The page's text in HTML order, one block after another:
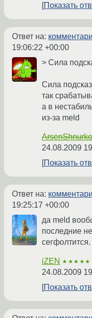
Показать
Ответ на:
19:06:22 +00:00
> Сила
Сила
так
а в
из-за meld
24.08.2009
Показать
Ответ на:
19:25:17 +00:00
да meld
последние
сегфолтится.
iZEN ★★★★★
24.08.2009
Показать